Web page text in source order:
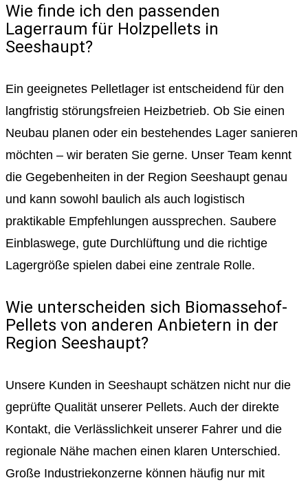
Wie finde ich den passenden
Lagerraum für Holzpellets in
Seeshaupt?
Ein geeignetes Pelletlager ist entscheidend für den
langfristig störungsfreien Heizbetrieb. Ob Sie einen
Neubau planen oder ein bestehendes Lager sanieren
möchten – wir beraten Sie gerne. Unser Team kennt
die Gegebenheiten in der Region Seeshaupt genau
und kann sowohl baulich als auch logistisch
praktikable Empfehlungen aussprechen. Saubere
Einblaswege, gute Durchlüftung und die richtige
Lagergröße spielen dabei eine zentrale Rolle.
Wie unterscheiden sich Biomassehof-
Pellets von anderen Anbietern in der
Region Seeshaupt?
Unsere Kunden in Seeshaupt schätzen nicht nur die
geprüfte Qualität unserer Pellets. Auch der direkte
Kontakt, die Verlässlichkeit unserer Fahrer und die
regionale Nähe machen einen klaren Unterschied.
Große Industriekonzerne können häufig nur mit